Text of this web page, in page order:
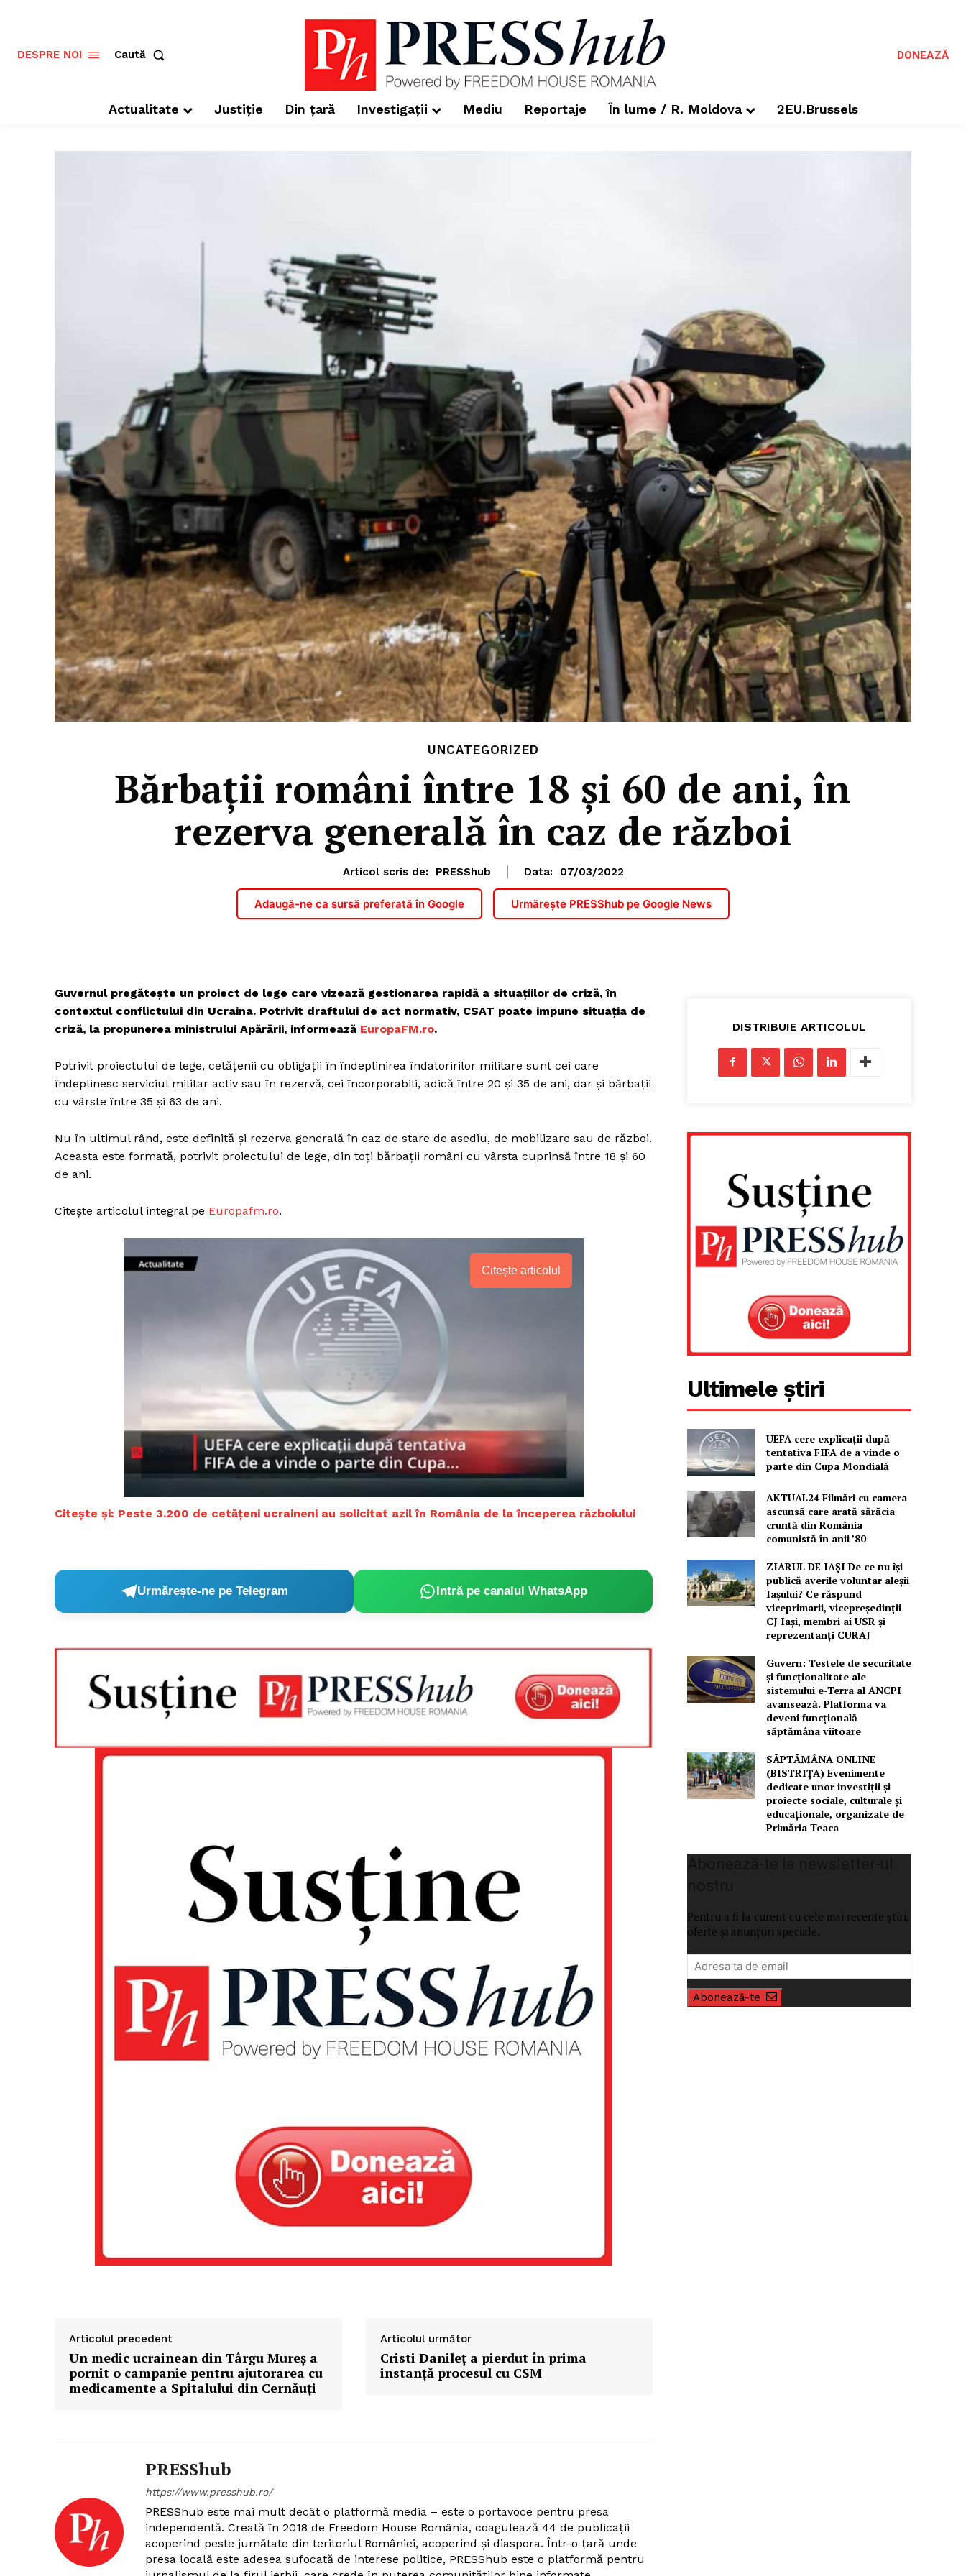
Un proiect
FREEDOM HOUSE
ROMÂNIA
Despre noi / Echipa
Proiecte editoriale
DESPRE NOI Caută DONEAZĂ
Actualitate Justiție Din țară Investigații Mediu Reportaje În lume / R. Moldova 2EU.Brussels
UNCATEGORIZED
Bărbații români între 18 și 60 de ani, în
rezerva generală în caz de război
Articol scris de: PRESShub Data: 07/03/2022
Adaugă-ne ca sursă preferată în Google Urmărește PRESShub pe Google News
Guvernul pregătește un proiect de lege care vizează gestionarea rapidă a situațiilor de criză, în
contextul conflictului din Ucraina. Potrivit draftului de act normativ, CSAT poate impune situația de
criză, la propunerea ministrului Apărării, informează EuropaFM.ro.
Potrivit proiectului de lege, cetățenii cu obligații în îndeplinirea îndatoririlor militare sunt cei care
îndeplinesc serviciul militar activ sau în rezervă, cei încorporabili, adică între 20 și 35 de ani, dar și bărbații
cu vârste între 35 și 63 de ani.
Nu în ultimul rând, este definită și rezerva generală în caz de stare de asediu, de mobilizare sau de război.
Aceasta este formată, potrivit proiectului de lege, din toți bărbații români cu vârsta cuprinsă între 18 și 60
de ani.
Citește articolul integral pe Europafm.ro.
Citește articolul
Citește și: Peste 3.200 de cetățeni ucraineni au solicitat azil în România de la începerea războiului
Urmărește-ne pe Telegram Intră pe canalul WhatsApp
Articolul precedent
Un medic ucrainean din Târgu Mureș a
pornit o campanie pentru ajutorarea cu
medicamente a Spitalului din Cernăuţi
Articolul următor
Cristi Danileț a pierdut în prima
instanță procesul cu CSM
PRESShub
https://www.presshub.ro/
PRESShub este mai mult decât o platformă media – este o portavoce pentru presa
independentă. Creată în 2018 de Freedom House România, coagulează 44 de publicații
acoperind peste jumătate din teritoriul României, acoperind și diaspora. Într-o țară unde
presa locală este adesea sufocată de interese politice, PRESShub este o platformă pentru
DISTRIBUIE ARTICOLUL
Ultimele știri
UEFA cere explicații după
tentativa FIFA de a vinde o
parte din Cupa Mondială
AKTUAL24 Filmări cu camera
ascunsă care arată sărăcia
cruntă din România
comunistă în anii ’80
ZIARUL DE IAȘI De ce nu își
publică averile voluntar aleșii
Iașului? Ce răspund
viceprimarii, vicepreședinții
CJ Iași, membri ai USR și
reprezentanți CURAJ
Guvern: Testele de securitate
și funcționalitate ale
sistemului e-Terra al ANCPI
avansează. Platforma va
deveni funcțională
săptămâna viitoare
SĂPTĂMÂNA ONLINE
(BISTRIȚA) Evenimente
dedicate unor investiții și
proiecte sociale, culturale și
educaționale, organizate de
Primăria Teaca
Pentru a fi la curent cu cele mai recente știri,
oferte și anunțuri speciale.
Abonează-te